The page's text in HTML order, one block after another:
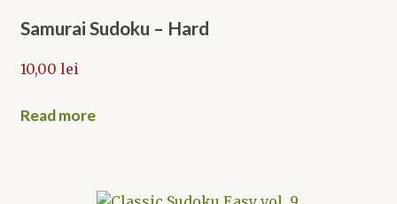
Samurai Sudoku – Hard
10,00 lei
Read more